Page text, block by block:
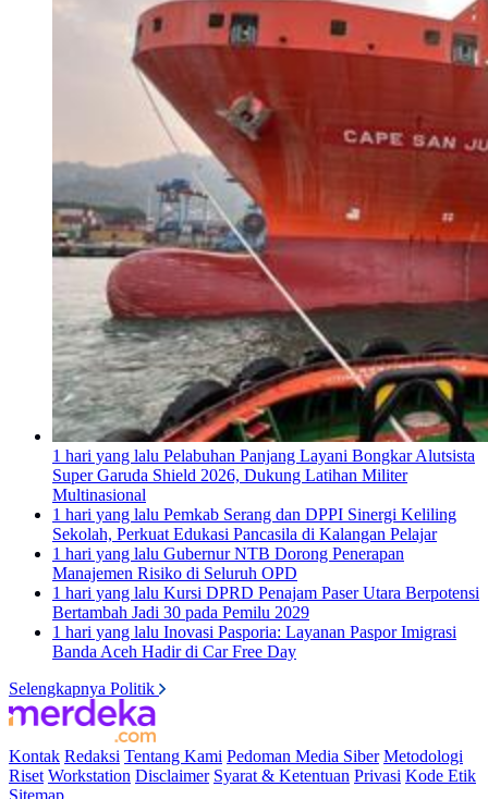
1 hari yang lalu Pelabuhan Panjang Layani Bongkar Alutsista
Super Garuda Shield 2026, Dukung Latihan Militer
Multinasional
1 hari yang lalu Pemkab Serang dan DPPI Sinergi Keliling
Sekolah, Perkuat Edukasi Pancasila di Kalangan Pelajar
1 hari yang lalu Gubernur NTB Dorong Penerapan
Manajemen Risiko di Seluruh OPD
1 hari yang lalu Kursi DPRD Penajam Paser Utara Berpotensi
Bertambah Jadi 30 pada Pemilu 2029
1 hari yang lalu Inovasi Pasporia: Layanan Paspor Imigrasi
Banda Aceh Hadir di Car Free Day
Selengkapnya Politik
Kontak Redaksi Tentang Kami Pedoman Media Siber Metodologi
Riset Workstation Disclaimer Syarat & Ketentuan Privasi Kode Etik
Sitemap